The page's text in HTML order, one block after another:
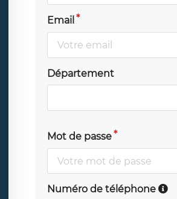
Email
Département
Mot de passe
Numéro de téléphone